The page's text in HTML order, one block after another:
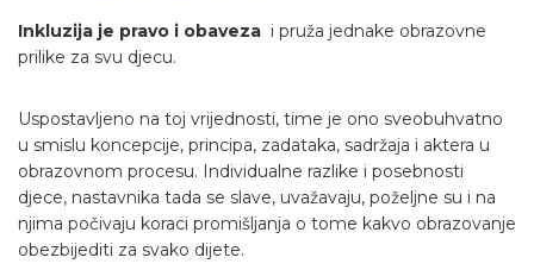
Inkluzija je pravo i obaveza i pruža jednake obrazovne
prilike za svu djecu.
Uspostavljeno na toj vrijednosti, time je ono sveobuhvatno
u smislu koncepcije, principa, zadataka, sadržaja i aktera u
obrazovnom procesu. Individualne razlike i posebnosti
djece, nastavnika tada se slave, uvažavaju, poželjne su i na
njima počivaju koraci promišljanja o tome kakvo obrazovanje
obezbijediti za svako dijete.